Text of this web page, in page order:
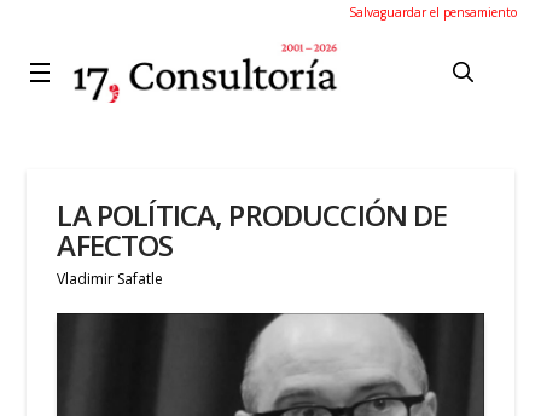
Salvaguardar el pensamiento
LA POLÍTICA, PRODUCCIÓN DE
AFECTOS
Vladimir Safatle